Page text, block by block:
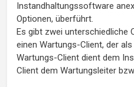
Instandhaltungssoftware
Optionen, überführt.
Es gibt zwei unterschiedliche
einen Wartungs-Client, der
Wartungs-Client dient dem
Client dem Wartungsleiter